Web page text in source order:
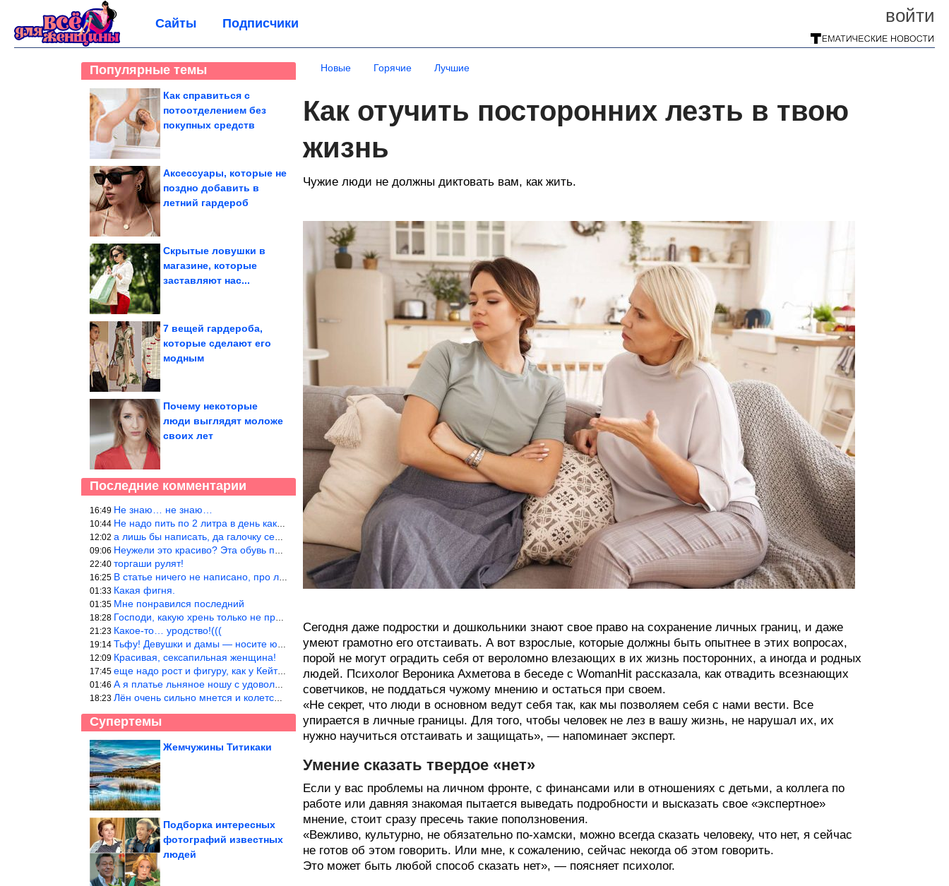
войти
Сайты Подписчики
Популярные темы
Как справиться с
потоотделением без
покупных средств
Аксессуары, которые не
поздно добавить в
летний гардероб
Скрытые ловушки в
магазине, которые
заставляют нас...
7 вещей гардероба,
которые сделают его
модным
Почему некоторые
люди выглядят моложе
своих лет
Последние комментарии
16:49 Не знаю… не знаю…
10:44 Не надо пить по 2 литра в день как советуют, пейте только когда
12:02 а лишь бы написать, да галочку себе поставить: я написала статью
09:06 Неужели это красиво? Эта обувь похожа на копыто животного, не хв
22:40 торгаши рулят!
16:25 В статье ничего не написано, про ловушки при выкладывании товара
01:33 Какая фигня.
01:35 Мне понравился последний
18:28 Господи, какую хрень только не придумают, лишь бы бабла срубить!
21:23 Какое-то… уродство!(((
19:14 Тьфу! Девушки и дамы — носите юбки(пожалуйста), любые штаны на ж
12:09 Красивая, сексапильная женщина!
17:45 еще надо рост и фигуру, как у Кейт Мос в юности… тогда и стиль т
01:46 А я платье льняное ношу с удовольствием.Мнется как и все. Но это
18:23 Лён очень сильно мнется и колется. Был у меня костюм, юбка и жак
Супертемы
Почему советский
Жемчужины Титикаки
Подборка интересных
фотографий известных
людей
Новые Горячие Лучшие
Как отучить посторонних лезть в твою
жизнь
Чужие люди не должны диктовать вам, как жить.
Сегодня даже подростки и дошкольники знают свое право на сохранение личных границ, и даже
умеют грамотно его отстаивать. А вот взрослые, которые должны быть опытнее в этих вопросах,
порой не могут оградить себя от вероломно влезающих в их жизнь посторонних, а иногда и родных
людей. Психолог Вероника Ахметова в беседе с WomanHit рассказала, как отвадить всезнающих
советчиков, не поддаться чужому мнению и остаться при своем.
«Не секрет, что люди в основном ведут себя так, как мы позволяем себя с нами вести. Все
упирается в личные границы. Для того, чтобы человек не лез в вашу жизнь, не нарушал их, их
нужно научиться отстаивать и защищать», — напоминает эксперт.
Умение сказать твердое «нет»
Если у вас проблемы на личном фронте, с финансами или в отношениях с детьми, а коллега по
работе или давняя знакомая пытается выведать подробности и высказать свое «экспертное»
мнение, стоит сразу пресечь такие поползновения.
«Вежливо, культурно, не обязательно по-хамски, можно всегда сказать человеку, что нет, я сейчас
не готов об этом говорить. Или мне, к сожалению, сейчас некогда об этом говорить.
Это может быть любой способ сказать нет», — поясняет психолог.